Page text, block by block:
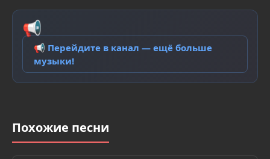
📢
📢 Перейдите в канал — ещё больше
музыки!
Похожие песни